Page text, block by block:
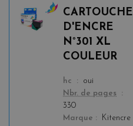
CARTOUCHE
D'ENCRE
N°301 XL
COULEUR
color
hc
oui
Nbr. de pages
330
Marque
Kitencre